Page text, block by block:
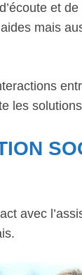
et
mais
les
avec